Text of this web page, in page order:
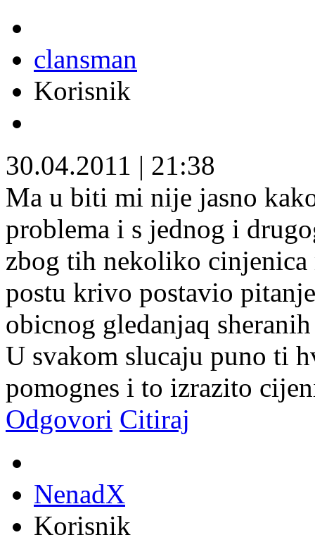
clansman
Korisnik
30.04.2011 | 21:38
Ma u biti mi nije jasno
problema i s jednog i
zbog tih nekoliko cinjenica
postu krivo postavio
obicnog gledanjaq
U svakom slucaju puno ti
pomognes i to izrazito
Odgovori Citiraj
NenadX
Korisnik